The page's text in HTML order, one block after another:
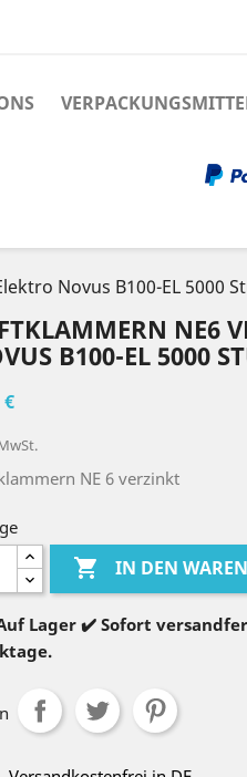
Novus B100-EL 5000
NE6
B100-EL 5000
€
NE 6 verzinkt
 IN DEN
Lager ✔️ Sofort